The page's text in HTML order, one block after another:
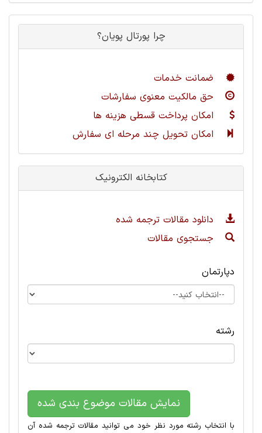
چرا پورتال پویان؟
ضمانت خدمات
حق مالکیت معنوی سفارشات
امکان پرداخت قسطی هزینه ها
امکان تحویل چند مرحله ای سفارش
کتابخانه الکترونیک
دانلود مقالات ترجمه شده
جستجوی مقالات
دپارتمان
رشته
نمایش مقالات موضوع بندی شده
با انتخاب رشته مورد نظر خود می توانید مقالات ترجمه شده آن